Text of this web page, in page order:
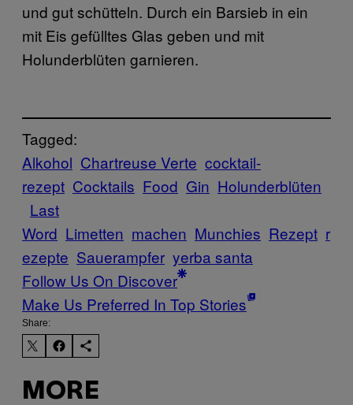
und gut schütteln. Durch ein Barsieb in ein
mit Eis gefülltes Glas geben und mit
Holunderblüten garnieren.
Tagged:
Alkohol Chartreuse Verte cocktail-
rezept Cocktails Food Gin Holunderblüten
Last
Word Limetten machen Munchies Rezept r
ezepte Sauerampfer yerba santa
Follow Us On Discover
Make Us Preferred In Top Stories
Share:
MORE